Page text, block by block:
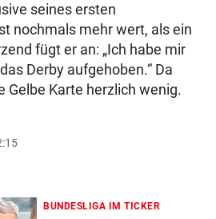
seines ersten
nochmals mehr wert, als ein
fügt er an: „Ich habe mir
Derby aufgehoben.“ Da
Gelbe Karte herzlich wenig.
BUNDESLIGA IM TICKER